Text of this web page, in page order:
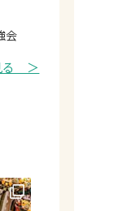
会
る ＞